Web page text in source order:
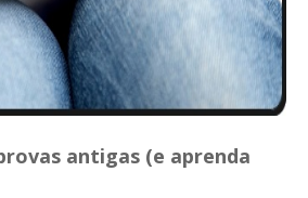
antigas (e aprenda